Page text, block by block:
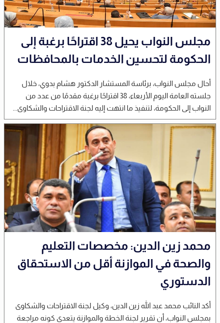
مجلس النواب يحيل 38 اقتراحًا برغبة إلى
الحكومة لتحسين الخدمات بالمحافظات
أحال مجلس النواب، برئاسة المستشار الدكتور هشام بدوي، خلال
جلسته العامة اليوم الأربعاء، 38 اقتراحًا برغبة مقدمًا من عدد من
النواب إلى الحكومة، لتنفيذ ما انتهت إليه لجنة الاقتراحات والشكاوى...
محمد زين الدين: مخصصات التعليم
والصحة في الموازنة أقل من الاستحقاق
الدستوري
أكد النائب محمد عبد الله زين الدين، وكيل لجنة الاقتراحات والشكاوى
بمجلس النواب، أن تقرير لجنة الخطة والموازنة يتعدى كونه مراجعة